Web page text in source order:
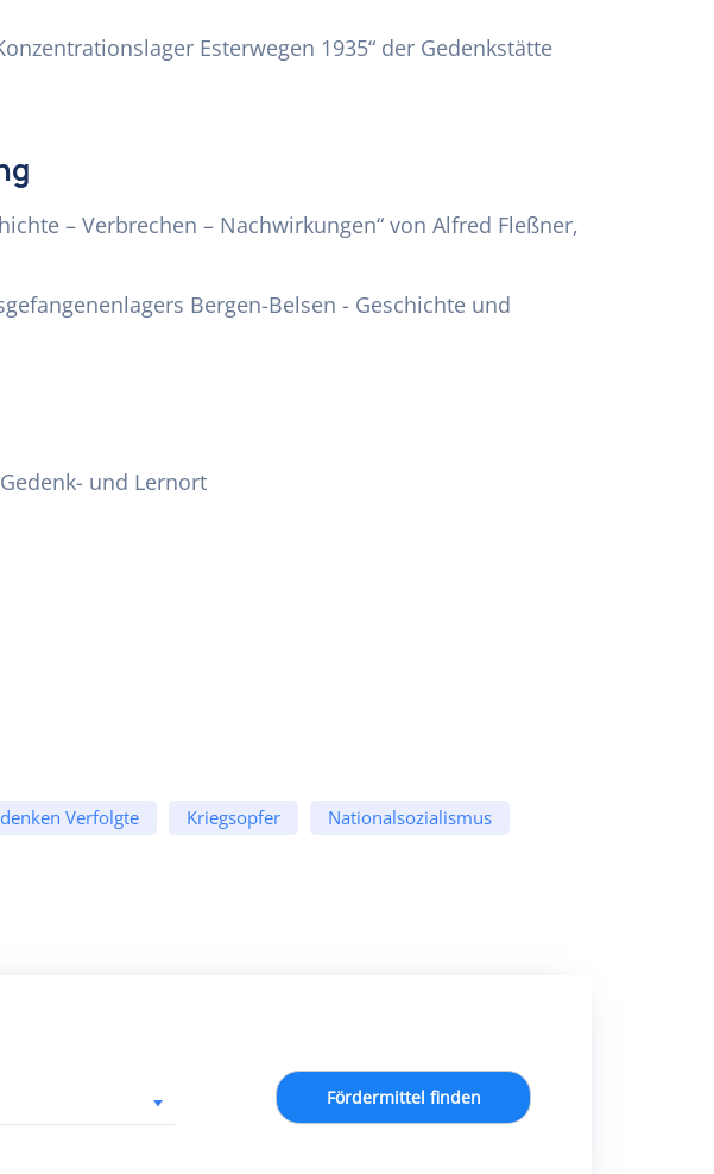
Esterwegen 1935“ der Gedenkstätte
– Verbrechen – Nachwirkungen“ von Alfred Fleßner,
Bergen-Belsen - Geschichte und
und Lernort
Verfolgte Kriegsopfer
Nationalsozialismus
Fördermittel finden